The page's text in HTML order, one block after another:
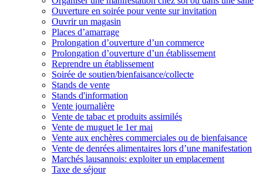
Ouverture en soirée pour vente sur invitation
Ouvrir un magasin
Places d’amarrage
Prolongation d’ouverture d’un commerce
Prolongation d’ouverture d’un établissement
Reprendre un établissement
Soirée de soutien/bienfaisance/collecte
Stands de vente
Stands d'information
Vente journalière
Vente de tabac et produits assimilés
Vente de muguet le 1er mai
Vente aux enchères commerciales ou de bienfaisance
Vente de denrées alimentaires lors d’une manifestation
Marchés lausannois: exploiter un emplacement
Taxe de séjour